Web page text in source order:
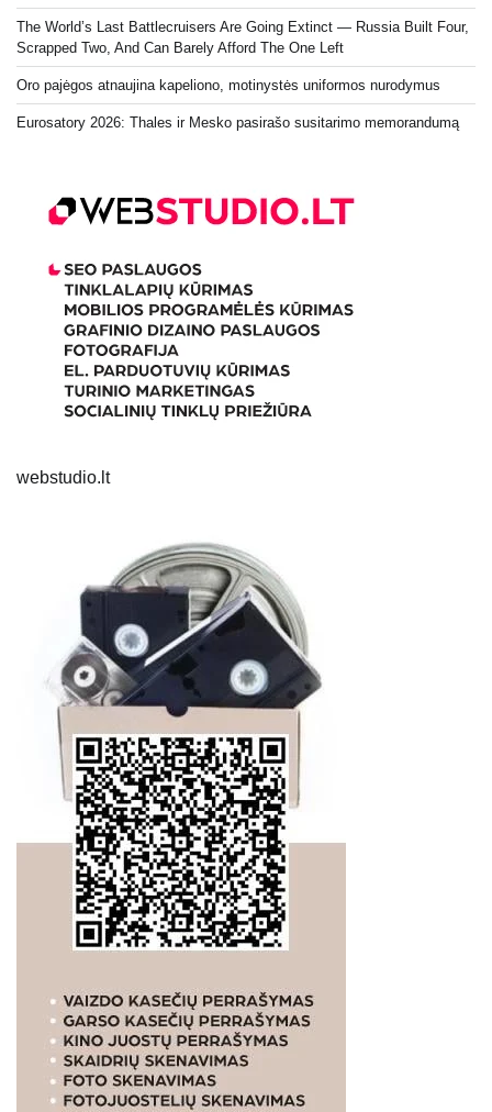
The World’s Last Battlecruisers Are Going Extinct — Russia Built Four,
Scrapped Two, And Can Barely Afford The One Left
Oro pajėgos atnaujina kapeliono, motinystės uniformos nurodymus
Eurosatory 2026: Thales ir Mesko pasirašo susitarimo memorandumą
webstudio.lt